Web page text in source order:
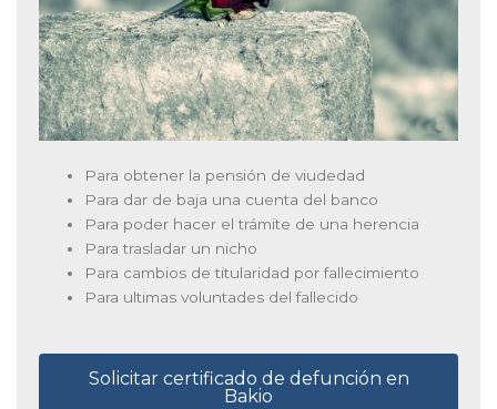
Para obtener la pensión de viudedad
Para dar de baja una cuenta del banco
Para poder hacer el trámite de una herencia
Para trasladar un nicho
Para cambios de titularidad por fallecimiento
Para ultimas voluntades del fallecido
Solicitar certificado de defunción en
Bakio